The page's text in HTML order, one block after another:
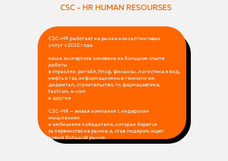
CSC-HR работает на рынке консалтинговых
услуг с 2012 года
наша экспертиза основана на большом опыте
работы
в отраслях: ритейл, fmcg, финансы, логистика и вэд,
нефть и газ, информационные технологии,
диджитал, строительство, hr, фармацевтика,
fashion, e-com
и другие
CSC-HR — живая компания с лидерским
мышлением
и амбициями победителя, которая борется
за первенство на рынке, а, став лидером, ищет
новый большой рынок
CSC - HR HUMAN RESOURSES